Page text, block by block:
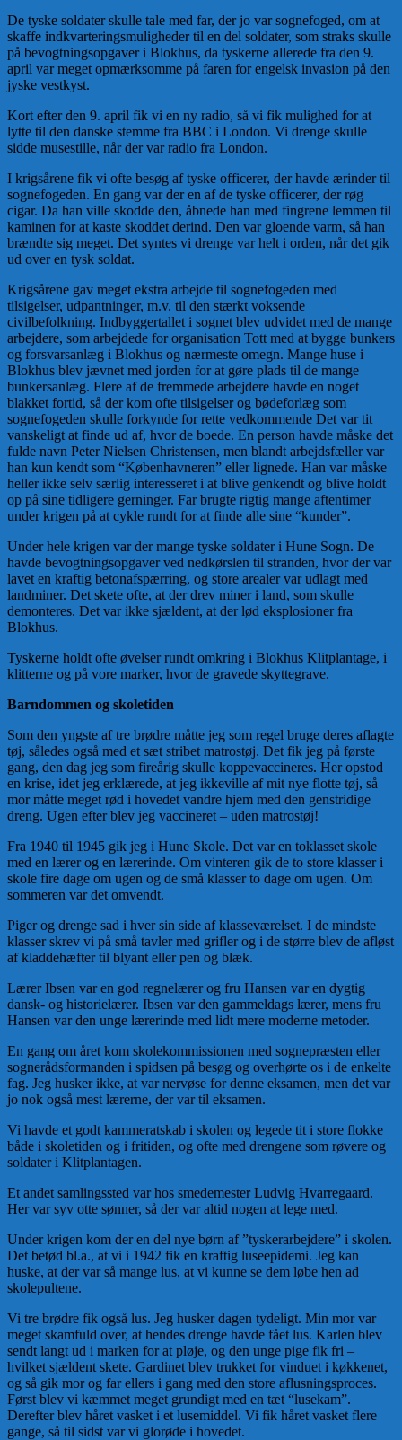
De tyske soldater skulle tale med far, der jo var sognefoged, om at
skaffe indkvarteringsmuligheder til en del soldater, som straks skulle
på bevogtningsopgaver i Blokhus, da tyskerne allerede fra den 9.
april var meget opmærksomme på faren for engelsk invasion på den
jyske vestkyst.
Kort efter den 9. april fik vi en ny radio, så vi fik mulighed for at
lytte til den danske stemme fra BBC i London. Vi drenge skulle
sidde musestille, når der var radio fra London.
I krigsårene fik vi ofte besøg af tyske officerer, der havde ærinder til
sognefogeden. En gang var der en af de tyske officerer, der røg
cigar. Da han ville skodde den, åbnede han med fingrene lemmen til
kaminen for at kaste skoddet derind. Den var gloende varm, så han
brændte sig meget. Det syntes vi drenge var helt i orden, når det gik
ud over en tysk soldat.
Krigsårene gav meget ekstra arbejde til sognefogeden med
tilsigelser, udpantninger, m.v. til den stærkt voksende
civilbefolkning. Indbyggertallet i sognet blev udvidet med de mange
arbejdere, som arbejdede for organisation Tott med at bygge bunkers
og forsvarsanlæg i Blokhus og nærmeste omegn. Mange huse i
Blokhus blev jævnet med jorden for at gøre plads til de mange
bunkersanlæg. Flere af de fremmede arbejdere havde en noget
blakket fortid, så der kom ofte tilsigelser og bødeforlæg som
sognefogeden skulle forkynde for rette vedkommende Det var tit
vanskeligt at finde ud af, hvor de boede. En person havde måske det
fulde navn Peter Nielsen Christensen, men blandt arbejdsfæller var
han kun kendt som “Københavneren” eller lignede. Han var måske
heller ikke selv særlig interesseret i at blive genkendt og blive holdt
op på sine tidligere gerninger. Far brugte rigtig mange aftentimer
under krigen på at cykle rundt for at finde alle sine “kunder”.
Under hele krigen var der mange tyske soldater i Hune Sogn. De
havde bevogtningsopgaver ved nedkørslen til stranden, hvor der var
lavet en kraftig betonafspærring, og store arealer var udlagt med
landminer. Det skete ofte, at der drev miner i land, som skulle
demonteres. Det var ikke sjældent, at der lød eksplosioner fra
Blokhus.
Tyskerne holdt ofte øvelser rundt omkring i Blokhus Klitplantage, i
klitterne og på vore marker, hvor de gravede skyttegrave.
Barndommen og skoletiden
Som den yngste af tre brødre måtte jeg som regel bruge deres aflagte
tøj, således også med et sæt stribet matrostøj. Det fik jeg på første
gang, den dag jeg som fireårig skulle koppevaccineres. Her opstod
en krise, idet jeg erklærede, at jeg ikkeville af mit nye flotte tøj, så
mor måtte meget rød i hovedet vandre hjem med den genstridige
dreng. Ugen efter blev jeg vaccineret – uden matrostøj!
Fra 1940 til 1945 gik jeg i Hune Skole. Det var en toklasset skole
med en lærer og en lærerinde. Om vinteren gik de to store klasser i
skole fire dage om ugen og de små klasser to dage om ugen. Om
sommeren var det omvendt.
Piger og drenge sad i hver sin side af klasseværelset. I de mindste
klasser skrev vi på små tavler med grifler og i de større blev de afløst
af kladdehæfter til blyant eller pen og blæk.
Lærer Ibsen var en god regnelærer og fru Hansen var en dygtig
dansk- og historielærer. Ibsen var den gammeldags lærer, mens fru
Hansen var den unge lærerinde med lidt mere moderne metoder.
En gang om året kom skolekommissionen med sognepræsten eller
sognerådsformanden i spidsen på besøg og overhørte os i de enkelte
fag. Jeg husker ikke, at var nervøse for denne eksamen, men det var
jo nok også mest lærerne, der var til eksamen.
Vi havde et godt kammeratskab i skolen og legede tit i store flokke
både i skoletiden og i fritiden, og ofte med drengene som røvere og
soldater i Klitplantagen.
Et andet samlingssted var hos smedemester Ludvig Hvarregaard.
Her var syv otte sønner, så der var altid nogen at lege med.
Under krigen kom der en del nye børn af ”tyskerarbejdere” i skolen.
Det betød bl.a., at vi i 1942 fik en kraftig luseepidemi. Jeg kan
huske, at der var så mange lus, at vi kunne se dem løbe hen ad
skolepultene.
Vi tre brødre fik også lus. Jeg husker dagen tydeligt. Min mor var
meget skamfuld over, at hendes drenge havde fået lus. Karlen blev
sendt langt ud i marken for at pløje, og den unge pige fik fri –
hvilket sjældent skete. Gardinet blev trukket for vinduet i køkkenet,
og så gik mor og far ellers i gang med den store aflusningsproces.
Først blev vi kæmmet meget grundigt med en tæt “lusekam”.
Derefter blev håret vasket i et lusemiddel. Vi fik håret vasket flere
gange, så til sidst var vi glorøde i hovedet.